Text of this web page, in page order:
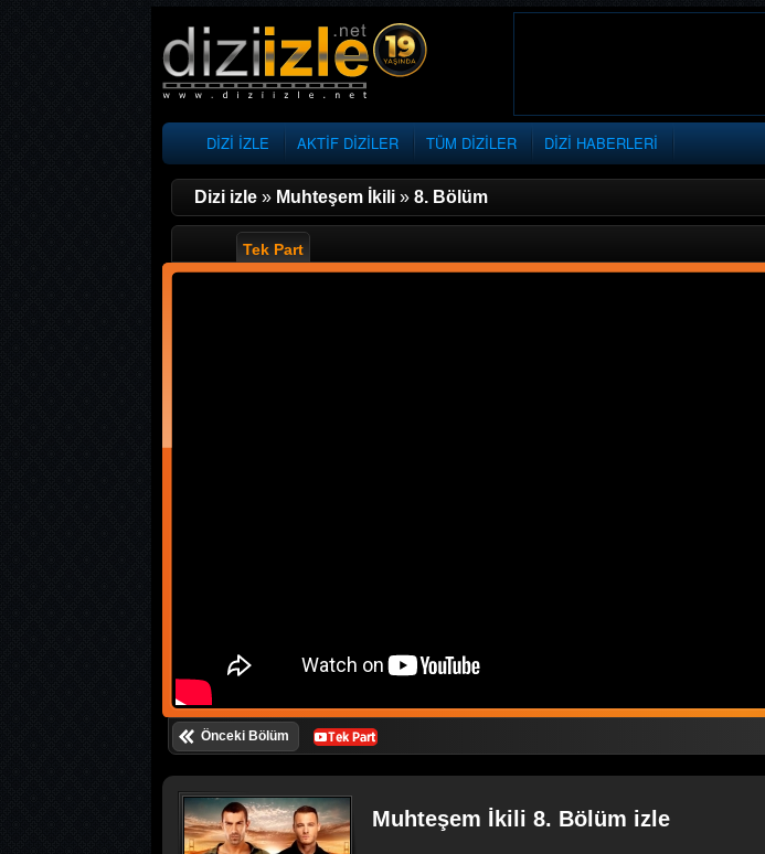
DİZİ İZLE AKTİF DİZİLER TÜM DİZİLER DİZİ HABERLERİ
Dizi izle » Muhteşem İkili » 8. Bölüm
Tek Part
Önceki Bölüm
Muhteşem İkili 8. Bölüm izle